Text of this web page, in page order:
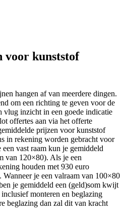
voor kunststof
hangen af van meerdere dingen.
om een richting te geven voor de
vlug inzicht in een goede indicatie
offertes aan via het offerte
prijzen voor kunststof
in rekening worden gebracht voor
vast raam kun je gemiddeld
van 120×80). Als je een
houden met 930 euro
je een valraam van 100×80
je gemiddeld een (geld)som kwijt
monteren en beglazing
beglazing dan zal dit van kracht